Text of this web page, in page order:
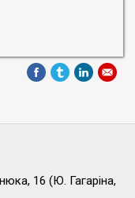
16 (Ю. Гагаріна,